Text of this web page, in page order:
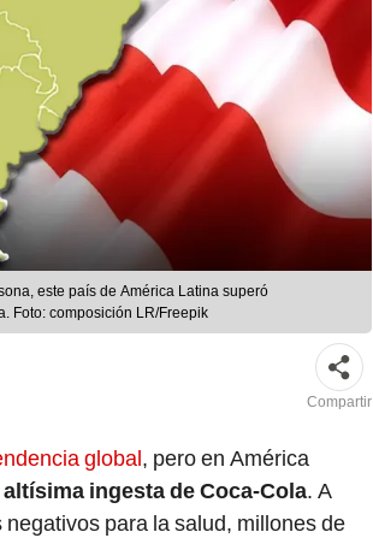
este país de América Latina superó
Foto: composición LR/Freepik
Compartir
global, pero en América
ingesta de Coca-Cola. A
para la salud, millones de